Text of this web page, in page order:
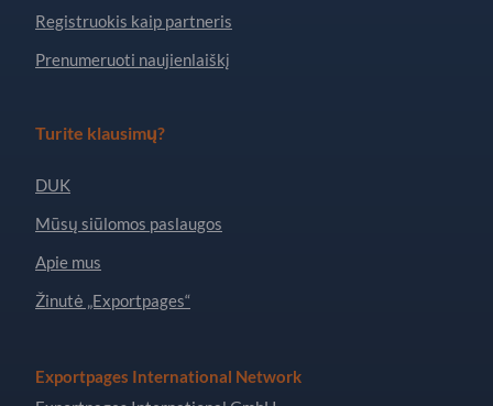
Registruokis kaip partneris
Prenumeruoti naujienlaiškį
Turite klausimų?
DUK
Mūsų siūlomos paslaugos
Apie mus
Žinutė „Exportpages“
Exportpages International Network